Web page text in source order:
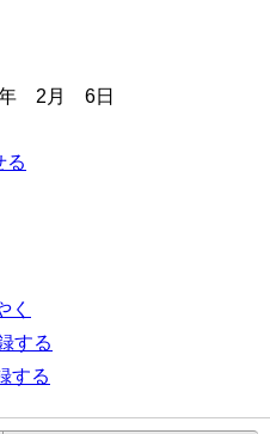
年 2月 6日
る
く
する
する